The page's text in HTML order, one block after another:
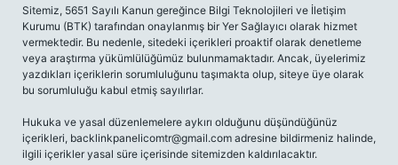
Sitemiz, 5651 Sayılı Kanun gereğince Bilgi Teknolojileri ve İletişim
Kurumu (BTK) tarafından onaylanmış bir Yer Sağlayıcı olarak hizmet
vermektedir. Bu nedenle, sitedeki içerikleri proaktif olarak denetleme
veya araştırma yükümlülüğümüz bulunmamaktadır. Ancak, üyelerimiz
yazdıkları içeriklerin sorumluluğunu taşımakta olup, siteye üye olarak
bu sorumluluğu kabul etmiş sayılırlar.
Hukuka ve yasal düzenlemelere aykırı olduğunu düşündüğünüz
içerikleri, backlinkpanelicomtr@gmail.com adresine bildirmeniz halinde,
ilgili içerikler yasal süre içerisinde sitemizden kaldırılacaktır.